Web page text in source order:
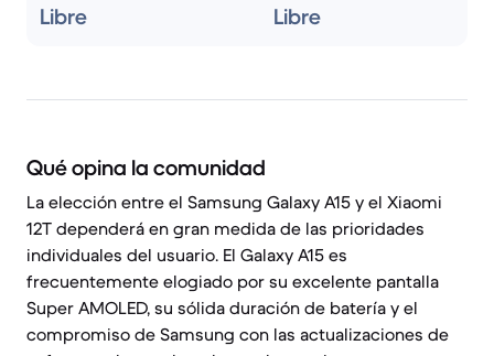
Libre Libre
Qué opina la comunidad
La elección entre el Samsung Galaxy A15 y el Xiaomi
12T dependerá en gran medida de las prioridades
individuales del usuario. El Galaxy A15 es
frecuentemente elogiado por su excelente pantalla
Super AMOLED, su sólida duración de batería y el
compromiso de Samsung con las actualizaciones de